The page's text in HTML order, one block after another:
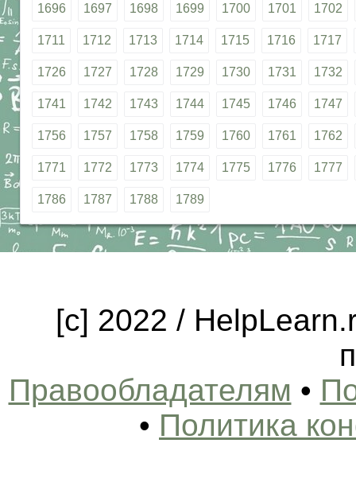
1696 1697 1698 1699 1700 1701 1702
1711 1712 1713 1714 1715 1716 1717
1726 1727 1728 1729 1730 1731 1732
1741 1742 1743 1744 1745 1746 1747
1756 1757 1758 1759 1760 1761 1762
1771 1772 1773 1774 1775 1776 1777
1786 1787 1788 1789
[c] 2022 /
Правообладателям •
• Политика